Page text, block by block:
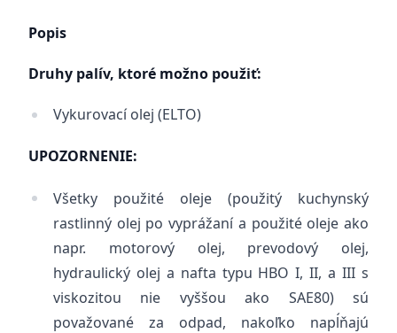
Popis
Druhy palív, ktoré možno použiť:
Vykurovací olej (ELTO)
UPOZORNENIE:
Všetky použité oleje (použitý kuchynský
rastlinný olej po vyprážaní a použité oleje ako
napr. motorový olej, prevodový olej,
hydraulický olej a nafta typu HBO I, II, a III s
viskozitou nie vyššou ako SAE80) sú
považované za odpad, nakoľko napĺňajú